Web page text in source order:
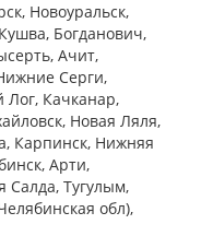
Новоуральск,
Богданович,
Ачит,
Cерги,
Лог, Качканар,
Новая Ляля,
Карпинск, Нижняя
Арти,
Салда, Тугулым,
обл),